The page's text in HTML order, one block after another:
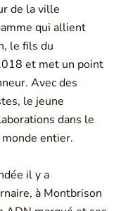
de la ville
qui allient
le fils du
et met un point
Avec des
le jeune
dans le
entier.
il y a
à Montbrison